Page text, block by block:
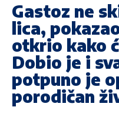
Gastoz ne
lica,
otkrio kako
Dobio je i
potpuno je
porodičan